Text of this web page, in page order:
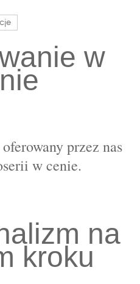
w
przez nas
w cenie.
na
kroku